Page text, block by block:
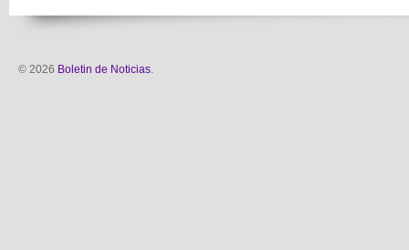
© 2026 Boletin de Noticias.